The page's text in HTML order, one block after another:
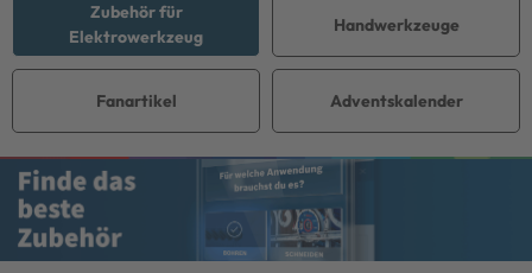
Zubehör für
Elektrowerkzeug
Fanartikel Adventskalender
Handwerkzeuge